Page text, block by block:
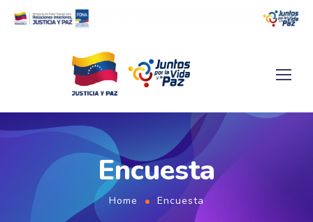
Encuesta
Home Encuesta